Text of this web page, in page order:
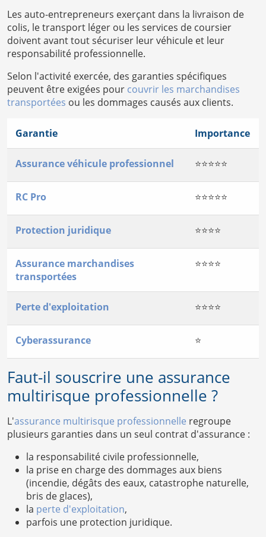
Les auto-entrepreneurs exerçant dans la livraison de
colis, le transport léger ou les services de coursier
doivent avant tout sécuriser leur véhicule et leur
responsabilité professionnelle.
Selon l'activité exercée, des garanties spécifiques
peuvent être exigées pour couvrir les marchandises
transportées ou les dommages causés aux clients.
Garantie Importance
Assurance véhicule professionnel ⭐⭐⭐⭐⭐
RC Pro ⭐⭐⭐⭐⭐
Protection juridique ⭐⭐⭐⭐
Assurance marchandises
transportées
⭐⭐⭐⭐
Perte d'exploitation ⭐⭐⭐⭐
Cyberassurance ⭐
Faut-il souscrire une assurance
multirisque professionnelle ?
L'assurance multirisque professionnelle regroupe
plusieurs garanties dans un seul contrat d'assurance :
la responsabilité civile professionnelle,
la prise en charge des dommages aux biens
(incendie, dégâts des eaux, catastrophe naturelle,
bris de glaces),
la perte d'exploitation,
parfois une protection juridique.